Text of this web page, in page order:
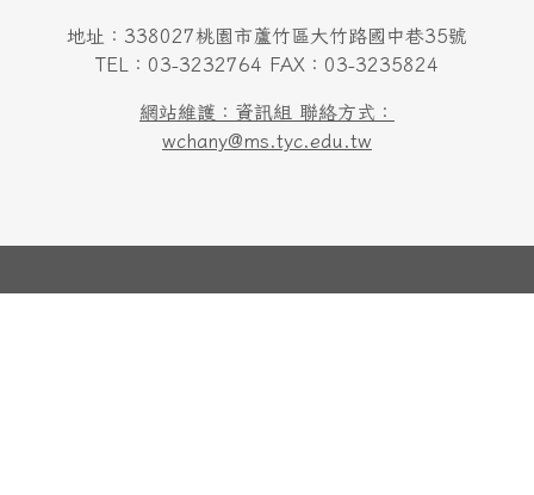
地址：338027桃園市蘆竹區大竹路國中巷35號
TEL：03-3232764 FAX：03-3235824
網站維護：資訊組 聯絡方式：
wchany@ms.tyc.edu.tw